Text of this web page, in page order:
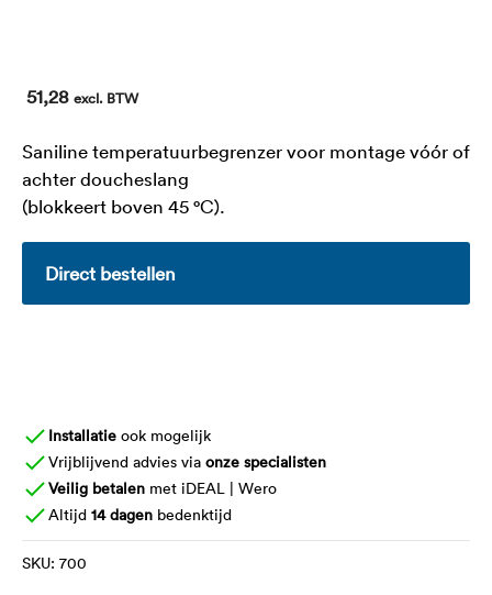
51,28 excl. BTW
Saniline temperatuurbegrenzer voor montage vóór of
achter doucheslang
(blokkeert boven 45 °C).
Direct bestellen
Installatie ook mogelijk
Vrijblijvend advies via onze specialisten
Veilig betalen met iDEAL | Wero
Altijd 14 dagen bedenktijd
SKU: 700